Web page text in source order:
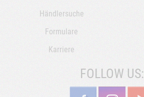
Händlersuche
Formulare
Karriere
FOLLOW US: